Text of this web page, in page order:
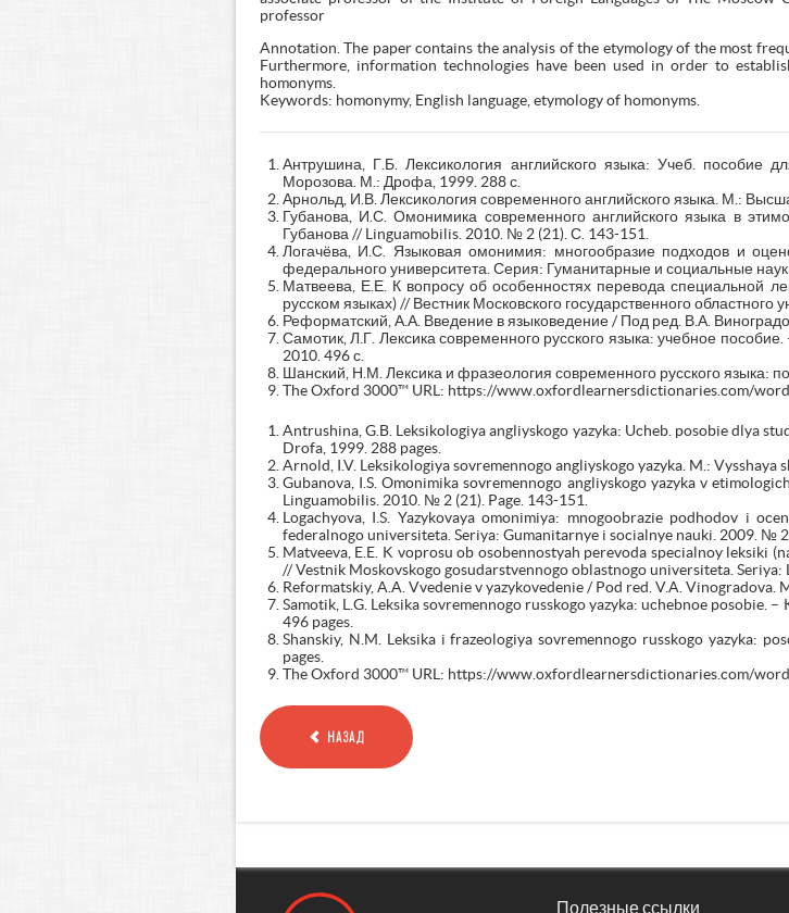
professor
Annotation. The paper contains the analysis of the etymology of the most
Furthermore, information technologies have been used in order to
homonyms.
Keywords: homonymy, English language, etymology of homonyms.
Антрушина, Г.Б. Лексикология английского языка: Учеб.
Морозова. М.: Дрофа, 1999. 288 с.
Арнольд, И.В. Лексикология современного английского языка. М.:
Губанова, И.С. Омонимика современного английского языка в
Губанова // Linguamobilis. 2010. № 2 (21). С. 143-151.
Логачёва, И.С. Языковая омонимия: многообразие подходов и
федерального университета. Серия: Гуманитарные и социальные
Матвеева, Е.Е. К вопросу об особенностях перевода специальной
русском языках) // Вестник Московского государственного
Реформатский, А.А. Введение в языковедение / Под ред. В.А.
Самотик, Л.Г. Лексика современного русского языка: учебное
2010. 496 с.
Шанский, Н.М. Лексика и фразеология современного русского языка:
The Oxford 3000™ URL: https://www.oxfordlearnersdictionaries.com/
Antrushina, G.B. Leksikologiya angliyskogo yazyka: Ucheb. posobie dlya
Drofa, 1999. 288 pages.
Arnold, I.V. Leksikologiya sovremennogo angliyskogo yazyka. M.: Vysshaya
Gubanova, I.S. Omonimika sovremennogo angliyskogo yazyka v
Linguamobilis. 2010. № 2 (21). Page. 143-151.
Logachyova, I.S. Yazykovaya omonimiya: mnogoobrazie podhodov i
federalnogo universiteta. Seriya: Gumanitarnye i socialnye nauki. 2009. № 2.
Matveeva, E.E. K voprosu ob osobennostyah perevoda specialnoy leksiki
// Vestnik Moskovskogo gosudarstvennogo oblastnogo universiteta.
Reformatskiy, A.A. Vvedenie v yazykovedenie / Pod red. V.A. Vinogradova.
Samotik, L.G. Leksika sovremennogo russkogo yazyka: uchebnoe posobie.
496 pages.
Shanskiy, N.M. Leksika i frazeologiya sovremennogo russkogo yazyka:
pages.
The Oxford 3000™ URL: https://www.oxfordlearnersdictionaries.com/
НАЗАД
Полезные ссылки